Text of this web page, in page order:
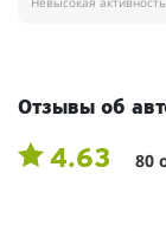
Отзывы об
4.63 80